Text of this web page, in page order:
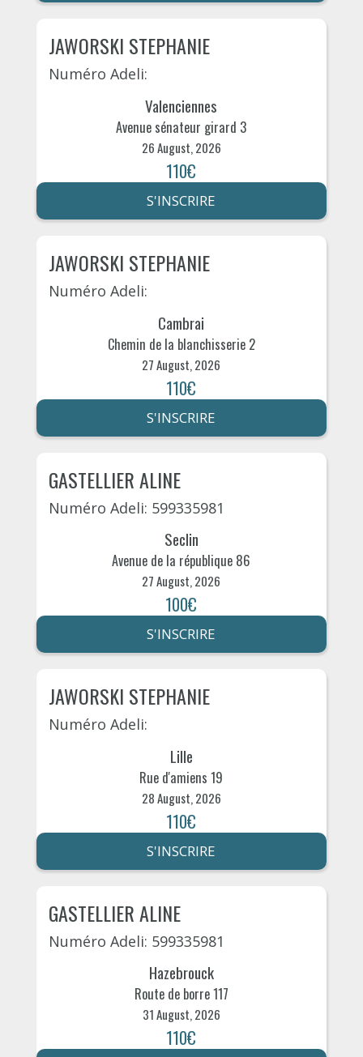
JAWORSKI STEPHANIE
Numéro Adeli:
Valenciennes
Avenue sénateur girard 3
26 August, 2026
110€
S'INSCRIRE
JAWORSKI STEPHANIE
Numéro Adeli:
Cambrai
Chemin de la blanchisserie 2
27 August, 2026
110€
S'INSCRIRE
GASTELLIER ALINE
Numéro Adeli: 599335981
Seclin
Avenue de la république 86
27 August, 2026
100€
S'INSCRIRE
JAWORSKI STEPHANIE
Numéro Adeli:
Lille
Rue d'amiens 19
28 August, 2026
110€
S'INSCRIRE
GASTELLIER ALINE
Numéro Adeli: 599335981
Hazebrouck
Route de borre 117
31 August, 2026
110€